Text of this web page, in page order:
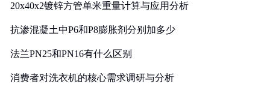
20x40x2镀锌方管单米重量计算与应用分析
抗渗混凝土中P6和P8膨胀剂分别加多少
法兰PN25和PN16有什么区别
消费者对洗衣机的核心需求调研与分析